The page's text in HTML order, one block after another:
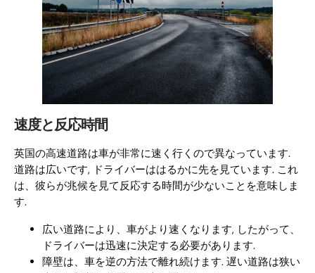
速度と反応時間
英国の高速道路は車が非常に速く行くので異なっています.
道路は広いです, ドライバーははるかに先を見ています. これ
は、彼らが兆候を見て反応する時間が少ないことを意味しま
す.
広い道路により、車がより速くなります, したがって、
ドライバーは迅速に決定する必要があります.
障壁は、車を逆の方法で離れ続けます. 遅い道路は狭い